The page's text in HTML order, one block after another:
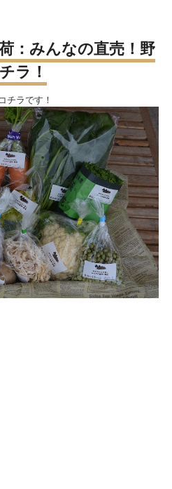
：みんなの直売！野
ラ！
チラです！